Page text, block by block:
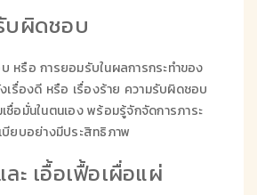
บผิดชอบ
หรือ การยอมรับในผลการกระทำของ
งเรื่องดี หรือ เรื่องร้าย ความรับผิดชอบ
เชื่อมั่นในตนเอง พร้อมรู้จักจัดการภาระ
บียบอย่างมีประสิทธิภาพ
ละ เอื้อเฟื้อเผื่อแผ่